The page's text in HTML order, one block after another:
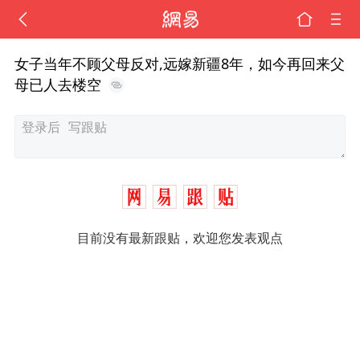
女子当年不顾父母反对,远嫁新疆8年，如今再回来父
母已人去楼空
目前没有最新跟贴，欢迎您发表观点